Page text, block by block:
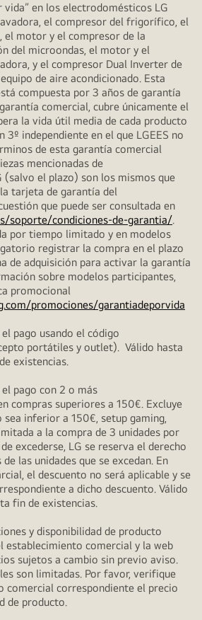
vida” en los electrodomésticos LG
el compresor del frigorífico, el
motor y el compresor de la
del microondas, el motor y el
y el compresor Dual Inverter de
de aire acondicionado. Esta
compuesta por 3 años de garantía
comercial, cubre únicamente el
la vida útil media de cada producto
3º independiente en el que LGEES no
de esta garantía comercial
mencionadas de
el plazo) son los mismos que
tarjeta de garantía del
que puede ser consultada en
soporte/condiciones-de-garantia/.
por tiempo limitado y en modelos
registrar la compra en el plazo
de adquisición para activar la garantía
sobre modelos participantes,
promocional
promociones/garantiadeporvida
pago usando el código
portátiles y outlet). Válido hasta
existencias.
pago con 2 o más
compras superiores a 150€. Excluye
sea inferior a 150€, setup gaming,
a la compra de 3 unidades por
excederse, LG se reserva el derecho
las unidades que se excedan. En
el descuento no será aplicable y se
a dicho descuento. Válido
fin de existencias.
y disponibilidad de producto
establecimiento comercial y la web
sujetos a cambio sin previo aviso.
son limitadas. Por favor, verifique
comercial correspondiente el precio
de producto.